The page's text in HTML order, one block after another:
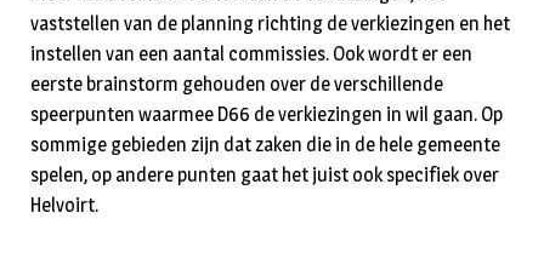
vaststellen van de planning richting de verkiezingen en het
instellen van een aantal commissies. Ook wordt er een
eerste brainstorm gehouden over de verschillende
speerpunten waarmee D66 de verkiezingen in wil gaan. Op
sommige gebieden zijn dat zaken die in de hele gemeente
spelen, op andere punten gaat het juist ook specifiek over
Helvoirt.